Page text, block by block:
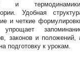
и
Удобная
и четкие
законов и положений,
подготовку к урокам.